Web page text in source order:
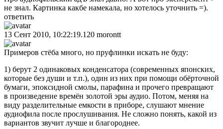
не знал. Картинка какбе намекала, но хотелось уточнить =).
ответить
13 Сент 2010, 10:22:19.120 morontt
Примеров стёба много, но пруфлинки искать не буду:
1) берут 2 одинаковых конденсатора (современных японских,
которые без души и т.п.), один из них при помощи обёрточной
бумаги, эпоксидной смолы, парафина и прочего превращают
в произведение времён золотой эры аудио. Потом, меняя на
виду разделительные емкости в приборе, слушают мнение
аудиофила после прослушивания. Не сложно понять, какой из
вариантов звучит лучше и благороднее.